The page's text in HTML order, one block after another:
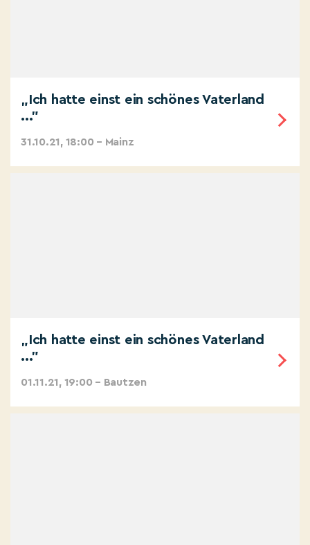
„Ich hatte einst ein schönes Vaterland
..."
31.10.21, 18:00 – Mainz
„Ich hatte einst ein schönes Vaterland
..."
01.11.21, 19:00 – Bautzen